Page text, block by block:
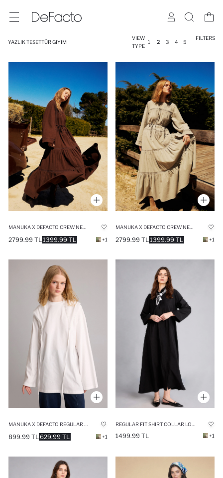
YAZLIK TESETTÜR GIYIM
VIEW
TYPE
1 2 3 4 5
FILTERS
1399.99 TL
2799.99 TL +1 1399.99 TL
2799.99 TL +1
629.99 TL
899.99 TL +1 1499.99 TL +1